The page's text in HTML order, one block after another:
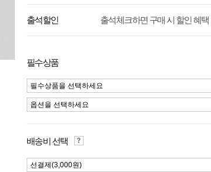
출석할인 출석체크하면 구매 시 할인 혜택
필수상품
필수상품을 선택하세요
옵션을 선택하세요
배송비 선택
선결제(3,000원)